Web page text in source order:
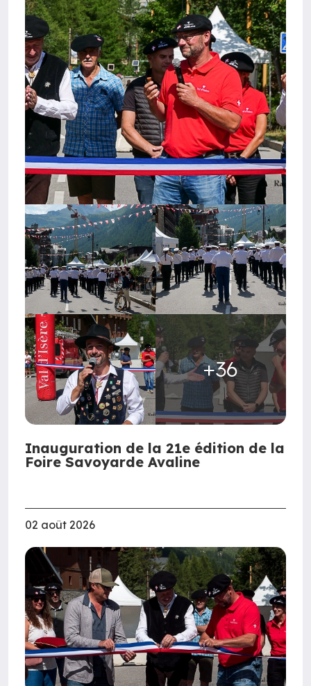
+36
Inauguration de la 21e édition de la
Foire Savoyarde Avaline
02 août 2026